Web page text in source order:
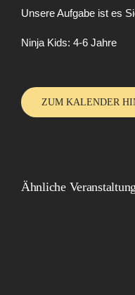
Unsere Aufgabe ist es
Ninja Kids: 4-6 Jahre
ZUM KALENDER
Ähnliche